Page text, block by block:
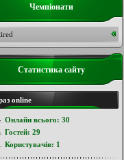
Чемпіонати
Статистика сайту
online
Онлайн всього: 30
Гостей: 29
Користувачів: 1